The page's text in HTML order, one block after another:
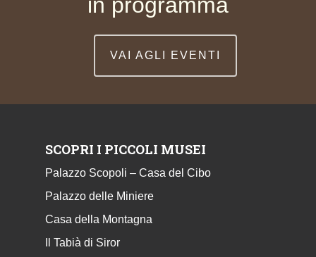
in programma
VAI AGLI EVENTI
SCOPRI I PICCOLI MUSEI
Palazzo Scopoli – Casa del Cibo
Palazzo delle Miniere
Casa della Montagna
Il Tabià di Siror